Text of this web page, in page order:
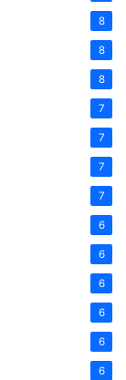
8
8
8
7
7
7
7
6
6
6
6
6
6